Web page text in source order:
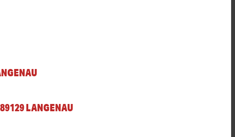
LANGENAU